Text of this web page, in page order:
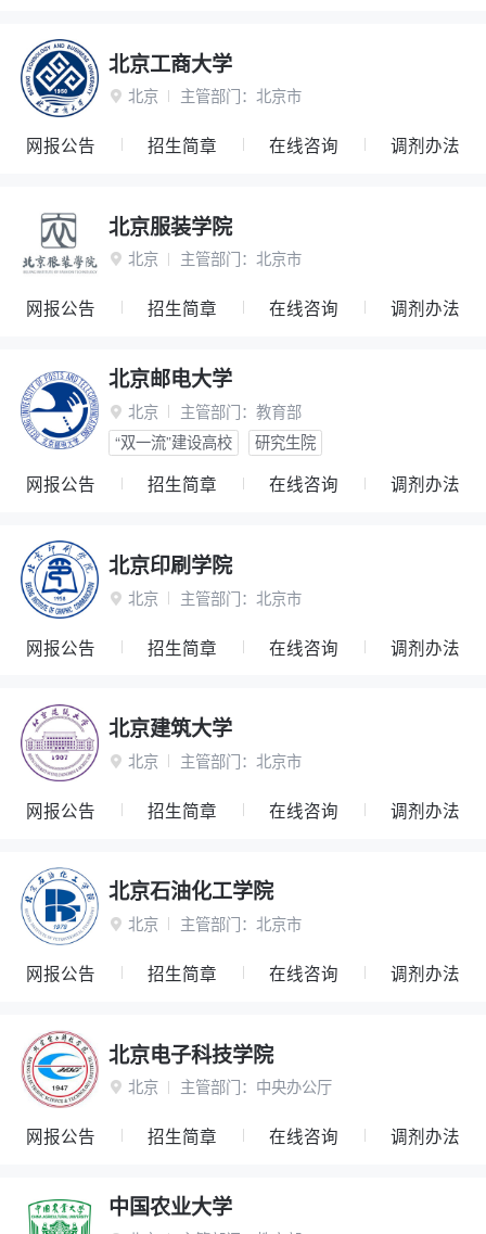
北京工商大学
 北京 主管部门： 北京市
网报公告 招生简章 在线咨询 调剂办法
北京服装学院
 北京 主管部门： 北京市
网报公告 招生简章 在线咨询 调剂办法
北京邮电大学
 北京 主管部门： 教育部
“双一流”建设高校
研究生院
网报公告 招生简章 在线咨询 调剂办法
北京印刷学院
 北京 主管部门： 北京市
网报公告 招生简章 在线咨询 调剂办法
北京建筑大学
 北京 主管部门： 北京市
网报公告 招生简章 在线咨询 调剂办法
北京石油化工学院
 北京 主管部门： 北京市
网报公告 招生简章 在线咨询 调剂办法
北京电子科技学院
 北京 主管部门： 中央办公厅
网报公告 招生简章 在线咨询 调剂办法
中国农业大学